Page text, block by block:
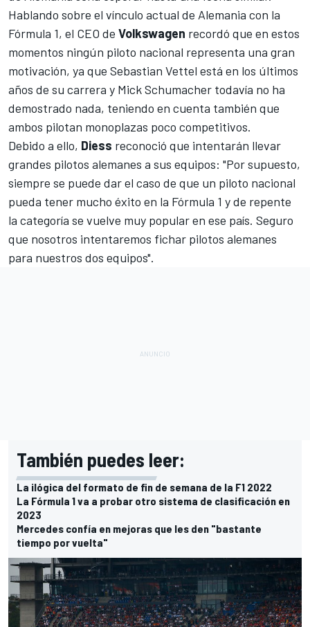
Hablando sobre el vínculo actual de Alemania con la
Fórmula 1, el CEO de Volkswagen recordó que en estos
momentos ningún piloto nacional representa una gran
motivación, ya que Sebastian Vettel está en los últimos
años de su carrera y Mick Schumacher todavía no ha
demostrado nada, teniendo en cuenta también que
ambos pilotan monoplazas poco competitivos.
Debido a ello, Diess reconoció que intentarán llevar
grandes pilotos alemanes a sus equipos: "Por supuesto,
siempre se puede dar el caso de que un piloto nacional
pueda tener mucho éxito en la Fórmula 1 y de repente
la categoría se vuelve muy popular en ese país. Seguro
que nosotros intentaremos fichar pilotos alemanes
para nuestros dos equipos".
También puedes leer:
La ilógica del formato de fin de semana de la F1 2022
La Fórmula 1 va a probar otro sistema de clasificación en
2023
Mercedes confía en mejoras que les den "bastante
tiempo por vuelta"